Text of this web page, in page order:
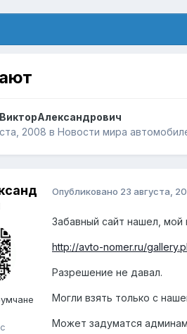
ВикторАлександрович
2008 в Новости мира
Опубликовано 23 августа,
Забавный сайт нашел,
http://avto-nomer.ru/
Разрешение не давал.
Могли взять только с
Может задуматся